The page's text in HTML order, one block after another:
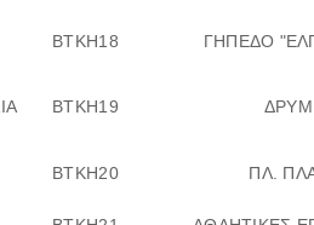
ΒΤΚΗ18 ΓΗΠΕΔΟ
ΒΤΚΗ19
ΒΤΚΗ20 ΠΛ.